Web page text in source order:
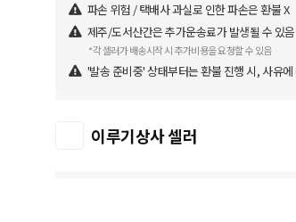
파손 위험 / 택배사 과실로 인한 파손은 환불 X
제주/도서산간은 추가운송료가 발생될 수 있음
*각 셀러가 배송시작 시 추가비용을 요청할 수 있음
'발송 준비중' 상태부터는 환불 진행 시, 사유
이루기상사 셀러